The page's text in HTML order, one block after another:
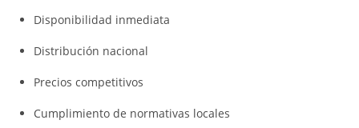
Disponibilidad inmediata
Distribución nacional
Precios competitivos
Cumplimiento de normativas locales